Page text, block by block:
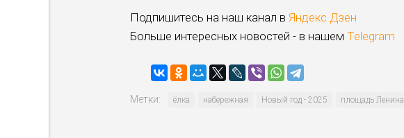
Подпишитесь на наш канал в Яндекс.Дзен
Больше интересных новостей - в нашем Telegram
Метки: ёлка набережная Новый год - 2025 площадь Ленина